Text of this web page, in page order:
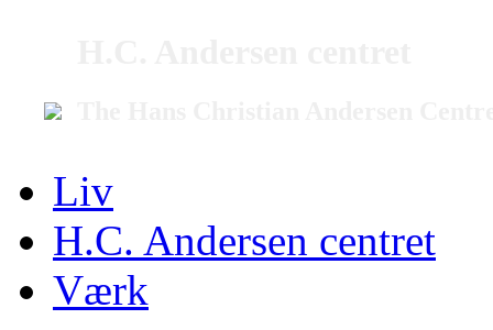
Liv
H.C. Andersen centret
Værk